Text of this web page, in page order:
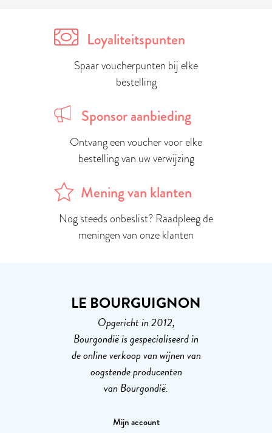
Loyaliteitspunten
Spaar voucherpunten bij elke
bestelling
Sponsor aanbieding
Ontvang een voucher voor elke
bestelling van uw verwijzing
Mening van klanten
Nog steeds onbeslist? Raadpleeg de
meningen van onze klanten
LE BOURGUIGNON
Opgericht in 2012,
Bourgondië is gespecialiseerd in
de online verkoop van wijnen van
oogstende producenten
van Bourgondië.
Mijn account